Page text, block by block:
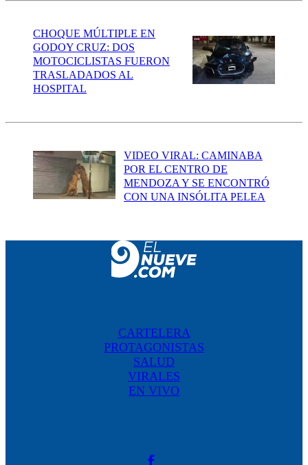
CHOQUE MÚLTIPLE EN
GODOY CRUZ: DOS
MOTOCICLISTAS FUERON
TRASLADADOS AL
HOSPITAL
VIDEO VIRAL: CAMINABA
POR EL CENTRO DE
MENDOZA Y SE ENCONTRÓ
CON UNA INSÓLITA PELEA
CARTELERA
PROTAGONISTAS
SALUD
VIRALES
EN VIVO